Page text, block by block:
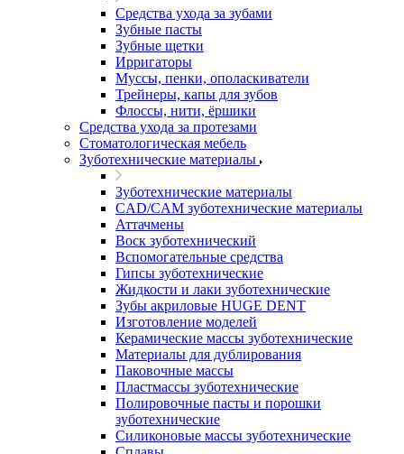
Средства ухода за зубами
Зубные пасты
Зубные щетки
Ирригаторы
Муссы, пенки, ополаскиватели
Трейнеры, капы для зубов
Флоссы, нити, ёршики
Средства ухода за протезами
Стоматологическая мебель
Зуботехнические материалы
Зуботехнические материалы
CAD/CAM зуботехнические материалы
Аттачмены
Воск зуботехнический
Вспомогательные средства
Гипсы зуботехнические
Жидкости и лаки зуботехнические
Зубы акриловые HUGE DENT
Изготовление моделей
Керамические массы зуботехнические
Материалы для дублирования
Паковочные массы
Пластмассы зуботехнические
Полировочные пасты и порошки
зуботехнические
Силиконовые массы зуботехнические